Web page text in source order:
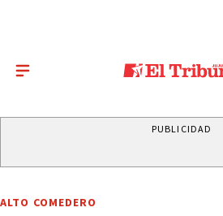
PUBLICIDAD
ALTO COMEDERO